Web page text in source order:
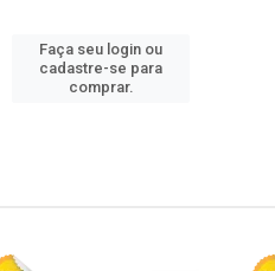
Faça seu login ou
cadastre-se para
comprar.